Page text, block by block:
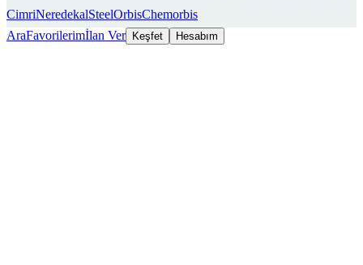
CimriNeredekalSteelOrbisChemorbis
AraFavorilerimİlan Ver Keşfet Hesabım